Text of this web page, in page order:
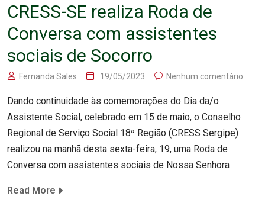
CRESS-SE realiza Roda de
Conversa com assistentes
sociais de Socorro
Fernanda Sales 19/05/2023 Nenhum comentário
Dando continuidade às comemorações do Dia da/o
Assistente Social, celebrado em 15 de maio, o Conselho
Regional de Serviço Social 18ª Região (CRESS Sergipe)
realizou na manhã desta sexta-feira, 19, uma Roda de
Conversa com assistentes sociais de Nossa Senhora
Read More